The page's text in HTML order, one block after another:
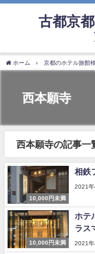
古都京
ホーム 京都のホテル旅館
西本願寺
西本願寺の記事一
10,000円未満
相鉄
2021年
10,000円未満
ホテ
ラス
2021年